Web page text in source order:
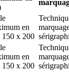
en
150 x 200
en
150 x 200